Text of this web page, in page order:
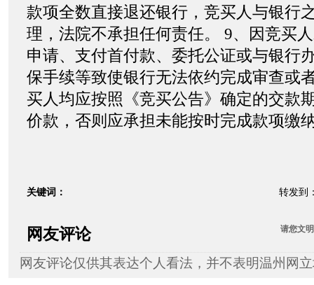
款项全数直接退还银行，竞买人与银行
理，法院不承担任何责任。 9、因竞买
申请、支付首付款、委托公证或与银行
保手续等致使银行无法依约完成审查或
买人均应按照《竞买公告》确定的交款
价款，否则应承担未能按时完成款项缴
关键词： 转发到
请您文
网友评论
网友评论仅供其表达个人看法，并不表明温州网